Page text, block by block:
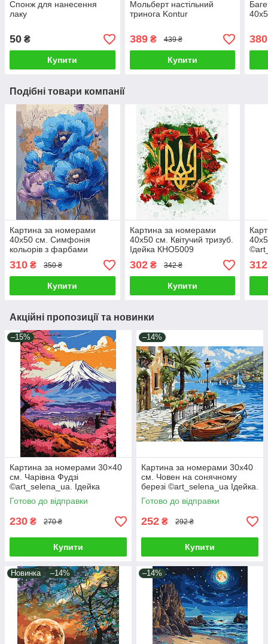
Спонж для нанесення
лаку
50 ₴
Купити
Мольберт настільний
тринога Kontur
389₴ 439 ₴
Купити
380
Подібні товари компанії
Картина за номерами
40х50 см. Симфонія
кольорів з фарбами
©victoria_art___Ідейка
КНО3275
310 ₴ 350 ₴
Купити
Картина за номерами
40х50 см. Квітучий тризуб.
Ідейка КНО5009
302₴ 342 ₴
Купити
312
Акційні пропозиції та новинки
–15%
Картина за номерами 30×40
см. Чарівна Фудзі
©art_selena_ua. Ідейка
КНО2900
Готово до відправки
230 ₴ 270 ₴
Купити
–14%
Картина за номерами 30х40
см. Човен на сонячному
березі ©art_selena_ua Ідейка.
KHO6466
Готово до відправки
252 ₴ 292 ₴
Купити
Новинка –14% –14%